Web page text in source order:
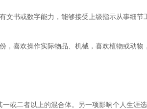
书或数字能力，能够接受上级指示从事细节
喜欢操作实际物品、机械，喜欢植物或动物
二者以上的混合体。另一项影响个人生涯选